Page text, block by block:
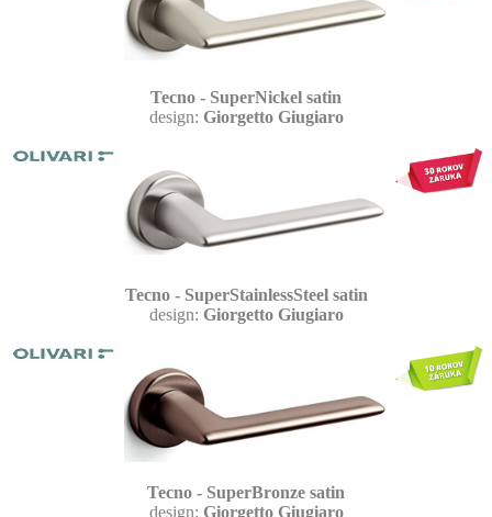
Tecno - SuperNickel satin
design: Giorgetto Giugiaro
Tecno - SuperStainlessSteel satin
design: Giorgetto Giugiaro
Tecno - SuperBronze satin
design: Giorgetto Giugiaro